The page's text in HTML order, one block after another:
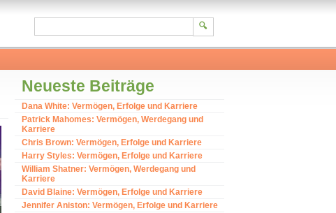
Neueste Beiträge
Dana White: Vermögen, Erfolge und Karriere
Patrick Mahomes: Vermögen, Werdegang und
Karriere
Chris Brown: Vermögen, Erfolge und Karriere
Harry Styles: Vermögen, Erfolge und Karriere
William Shatner: Vermögen, Werdegang und
Karriere
David Blaine: Vermögen, Erfolge und Karriere
Jennifer Aniston: Vermögen, Erfolge und Karriere